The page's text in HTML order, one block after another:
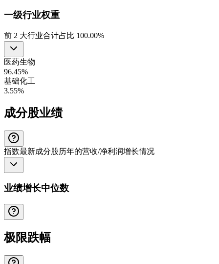
一级行业权重
前 2 大行业合计占比 100.00%
医药生物
96.45%
基础化工
3.55%
成分股业绩
指数最新成分股历年的营收/净利润增长情况
业绩增长中位数
极限跌幅